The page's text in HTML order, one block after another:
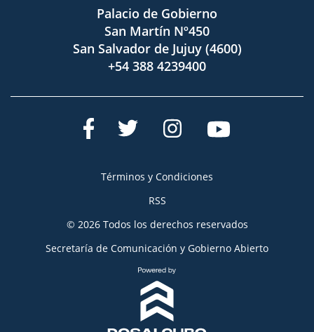
Palacio de Gobierno
San Martín Nº450
San Salvador de Jujuy (4600)
+54 388 4239400
Términos y Condiciones
RSS
© 2026 Todos los derechos reservados
Secretaría de Comunicación y Gobierno Abierto